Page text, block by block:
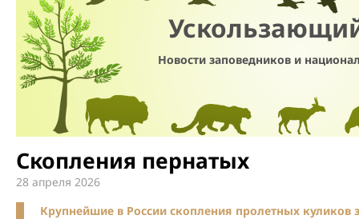
Новости заповедников и
Скопления пернатых
28 апреля 2026
Крупнейшие в России скопления пролетных куликов